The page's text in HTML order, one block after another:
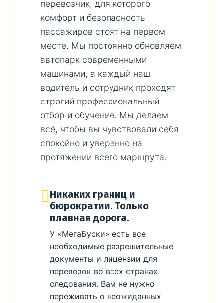
перевозчик, для которого
комфорт и безопасность
пассажиров стоят на первом
месте. Мы постоянно обновляем
автопарк современными
машинами, а каждый наш
водитель и сотрудник проходят
строгий профессиональный
отбор и обучение. Мы делаем
всё, чтобы вы чувствовали себя
спокойно и уверенно на
протяжении всего маршрута.
Никаких границ и
бюрократии. Только
плавная дорога.
У «МегаБуски» есть все
необходимые разрешительные
документы и лицензии для
перевозок во всех странах
следования. Вам не нужно
переживать о неожиданных